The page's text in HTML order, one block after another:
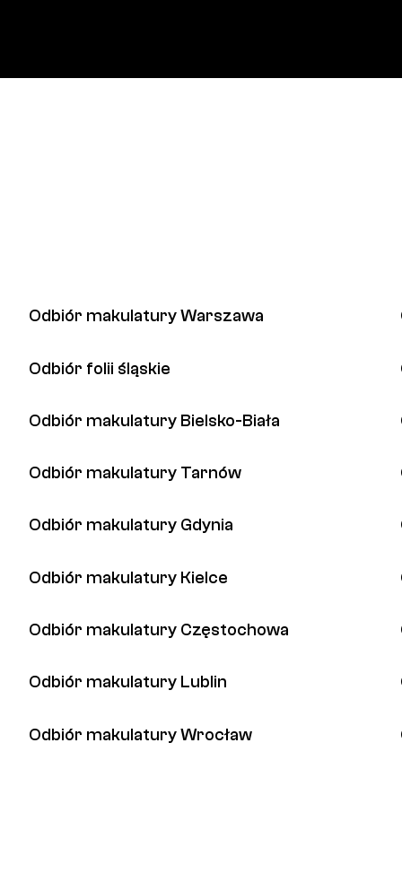
Odbiór makulatury Warszawa
Odbiór folii śląskie
Odbiór makulatury Bielsko-Biała
Odbiór makulatury Tarnów
Odbiór makulatury Gdynia
Odbiór makulatury Kielce
Odbiór makulatury Częstochowa
Odbiór makulatury Lublin
Odbiór makulatury Wrocław